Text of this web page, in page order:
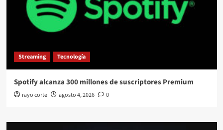
Streaming Tecnología
Spotify alcanza 300 millones de suscriptores Premium
rayo corte agosto 4, 2026 0